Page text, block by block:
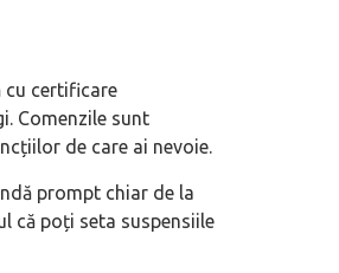
cu certificare
Comenzile sunt
de care ai nevoie.
prompt chiar de la
că poți seta suspensiile